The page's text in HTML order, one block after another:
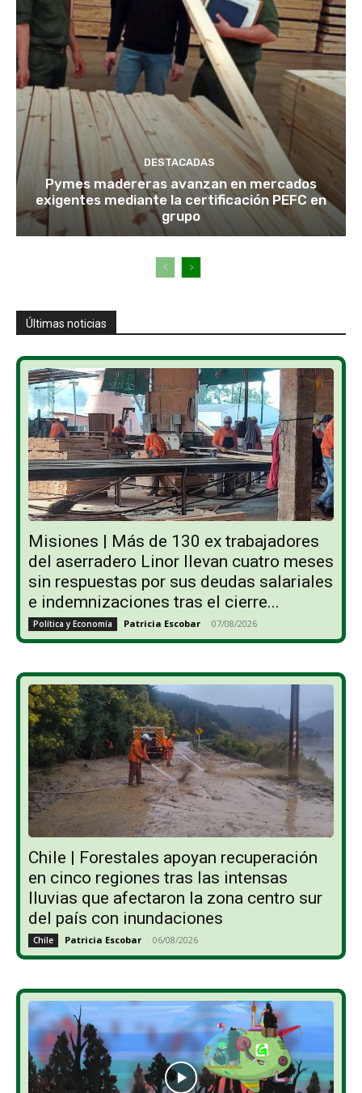
DESTACADAS
Pymes madereras avanzan en mercados
exigentes mediante la certificación PEFC en
grupo
Últimas noticias
Misiones | Más de 130 ex trabajadores
del aserradero Linor llevan cuatro meses
sin respuestas por sus deudas salariales
e indemnizaciones tras el cierre...
Política y Economía Patricia Escobar - 07/08/2026
Chile | Forestales apoyan recuperación
en cinco regiones tras las intensas
lluvias que afectaron la zona centro sur
del país con inundaciones
Chile Patricia Escobar - 06/08/2026